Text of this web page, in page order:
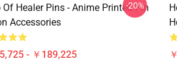
Of Healer Pins - Anime Printed Pin
Accessories
- ￥189,225
-20%